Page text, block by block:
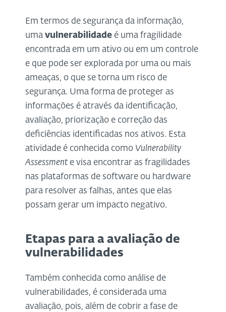
Em termos de segurança da informação,
uma vulnerabilidade é uma fragilidade
encontrada em um ativo ou em um controle
e que pode ser explorada por uma ou mais
ameaças, o que se torna um risco de
segurança. Uma forma de proteger as
informações é através da identificação,
avaliação, priorização e correção das
deficiências identificadas nos ativos. Esta
atividade é conhecida como Vulnerability
Assessmente visa encontrar as fragilidades
nas plataformas de software ou hardware
para resolver as falhas, antes que elas
possam gerar um impacto negativo.
Etapas para a avaliação de
vulnerabilidades
Também conhecida como análise de
vulnerabilidades, é considerada uma
avaliação, pois, além de cobrir a fase de